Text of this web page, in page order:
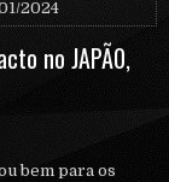
2024
no JAPÃ0,
bem para os